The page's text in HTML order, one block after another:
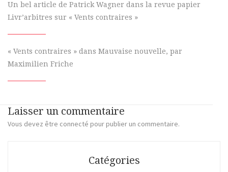
Un bel article de Patrick Wagner dans la revue papier
Livr’arbitres sur « Vents contraires »
« Vents contraires » dans Mauvaise nouvelle, par
Maximilien Friche
Laisser un commentaire
Vous devez être connecté pour publier un commentaire.
Catégories